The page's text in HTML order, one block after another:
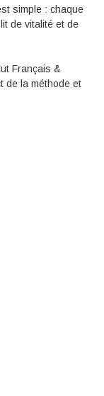
simple : chaque
de vitalité et de
Français &
de la méthode et